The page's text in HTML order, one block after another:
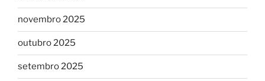
novembro 2025
outubro 2025
setembro 2025